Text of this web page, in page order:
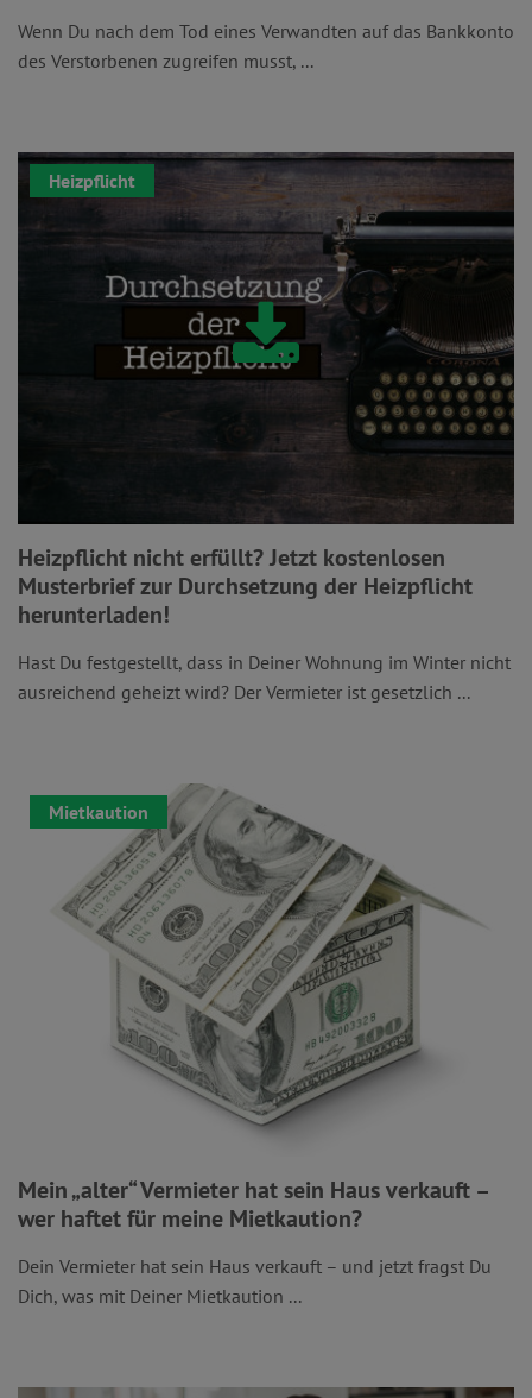
Wenn Du nach dem Tod eines Verwandten auf das Bankkonto
des Verstorbenen zugreifen musst, ...
Heizpflicht
Heizpflicht nicht erfüllt? Jetzt kostenlosen
Musterbrief zur Durchsetzung der Heizpflicht
herunterladen!
Hast Du festgestellt, dass in Deiner Wohnung im Winter nicht
ausreichend geheizt wird? Der Vermieter ist gesetzlich ...
Mietkaution
Mein „alter“ Vermieter hat sein Haus verkauft –
wer haftet für meine Mietkaution?
Dein Vermieter hat sein Haus verkauft – und jetzt fragst Du
Dich, was mit Deiner Mietkaution ...